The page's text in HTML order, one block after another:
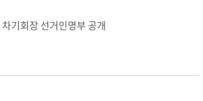
기회장 선거인명부 공개